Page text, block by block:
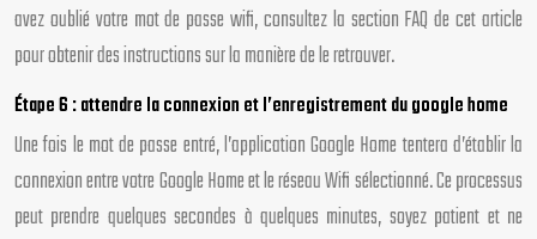
avez oublié votre mot de passe wifi, consultez la section FAQ de cet article
pour obtenir des instructions sur la manière de le retrouver.
Étape 6 : attendre la connexion et l’enregistrement du google home
Une fois le mot de passe entré, l’application Google Home tentera d’établir la
connexion entre votre Google Home et le réseau Wifi sélectionné. Ce processus
peut prendre quelques secondes à quelques minutes, soyez patient et ne